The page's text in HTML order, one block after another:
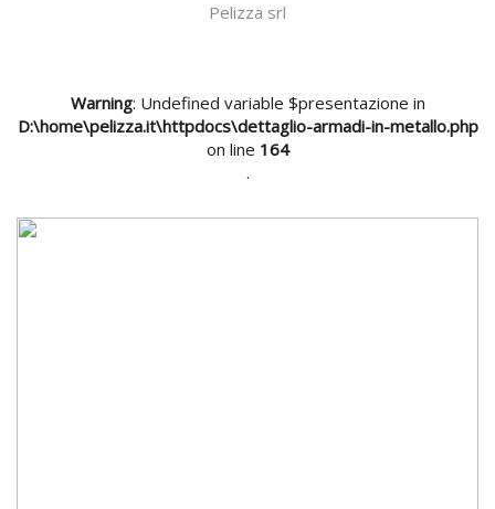
Pelizza srl
Warning: Undefined variable $presentazione in
D:\home\pelizza.it\httpdocs\dettaglio-armadi-in-metallo.php
on line 164
.